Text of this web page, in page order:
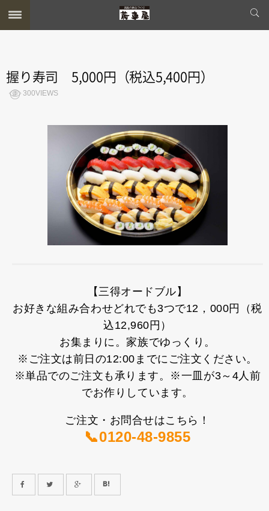
握り寿司 5,000円（税込5,400円）
300VIEWS
【三得オードブル】
お好きな組み合わせどれでも3つで12，000円（税
込12,960円）
お集まりに。家族でゆっくり。
※ご注文は前日の12:00までにご注文ください。
※単品でのご注文も承ります。※一皿が3～4人前
でお作りしています。
ご注文・お問合せはこちら！
📞0120-48-9855